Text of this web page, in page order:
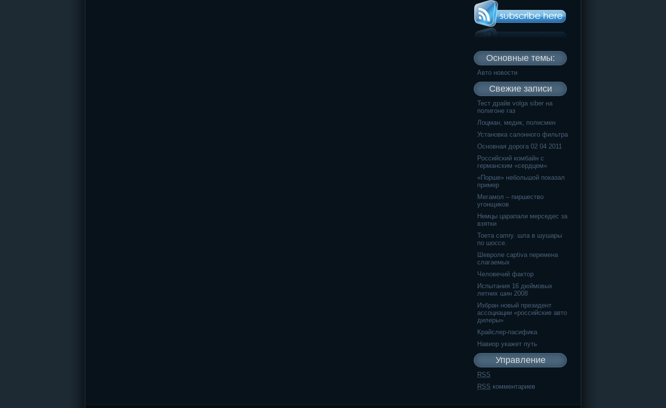
Основные темы:
Авто новости
Свежие записи
Тест драйв volga siber на
полигоне газ
Лоцман, медик, полисмен
Установка салонного фильтра
Основная дорога 02 04 2011
Российский комбайн с
германским «сердцем»
«Порше» небольшой показал
пример
Мегамол – пиршество
угонщиков
Немцы царапали мерседес за
взятки
Тоета camry. шла в шушары
по шоссе.
Шевроле captiva перемена
слагаемых
Человечий фактор
Испытания 16 дюймовых
летних шин 2008
Избран новый президент
ассоциации «российские авто
дилеры»
Крайслер-пасифика
Навиор укажет путь
Управление
RSS
RSS комментариев